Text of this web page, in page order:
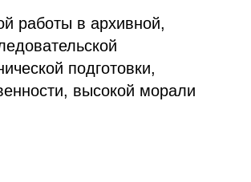
работы в архивной,
подготовки,
высокой морали